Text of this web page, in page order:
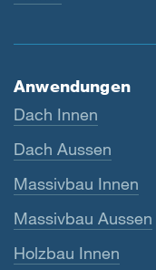
Anwendungen
Dach Innen
Dach Aussen
Massivbau Innen
Massivbau Aussen
Holzbau Innen